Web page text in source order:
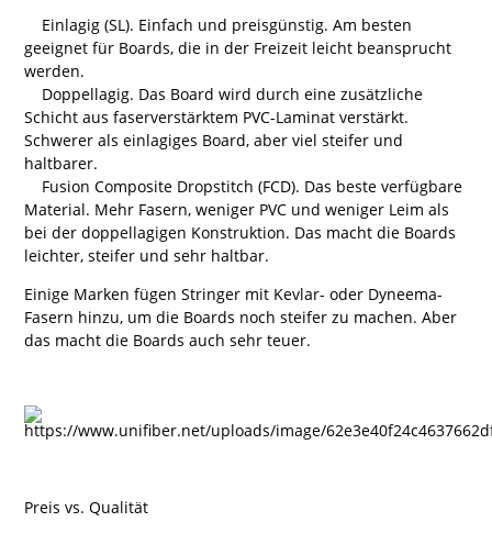
Einlagig (SL). Einfach und preisgünstig. Am besten
geeignet für Boards, die in der Freizeit leicht beansprucht
werden.
Doppellagig. Das Board wird durch eine zusätzliche
Schicht aus faserverstärktem PVC-Laminat verstärkt.
Schwerer als einlagiges Board, aber viel steifer und
haltbarer.
Fusion Composite Dropstitch (FCD). Das beste verfügbare
Material. Mehr Fasern, weniger PVC und weniger Leim als
bei der doppellagigen Konstruktion. Das macht die Boards
leichter, steifer und sehr haltbar.
Einige Marken fügen Stringer mit Kevlar- oder Dyneema-
Fasern hinzu, um die Boards noch steifer zu machen. Aber
das macht die Boards auch sehr teuer.
Preis vs. Qualität